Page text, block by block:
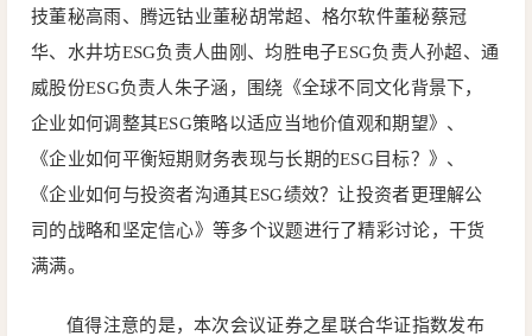
技董秘高雨、腾远钴业董秘胡常超、格尔软件董秘蔡冠
华、水井坊ESG负责人曲刚、均胜电子ESG负责人孙超、通
威股份ESG负责人朱子涵，围绕《全球不同文化背景下，
企业如何调整其ESG策略以适应当地价值观和期望》、
《企业如何平衡短期财务表现与长期的ESG目标？》、
《企业如何与投资者沟通其ESG绩效？让投资者更理解公
司的战略和坚定信心》等多个议题进行了精彩讨论，干货
满满。
值得注意的是，本次会议证券之星联合华证指数发布